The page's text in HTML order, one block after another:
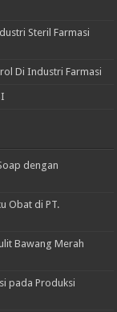
Steril Farmasi
Di Industri Farmasi
dengan
Obat di PT.
Bawang Merah
pada Produksi